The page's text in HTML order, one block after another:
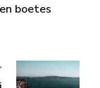
boetes